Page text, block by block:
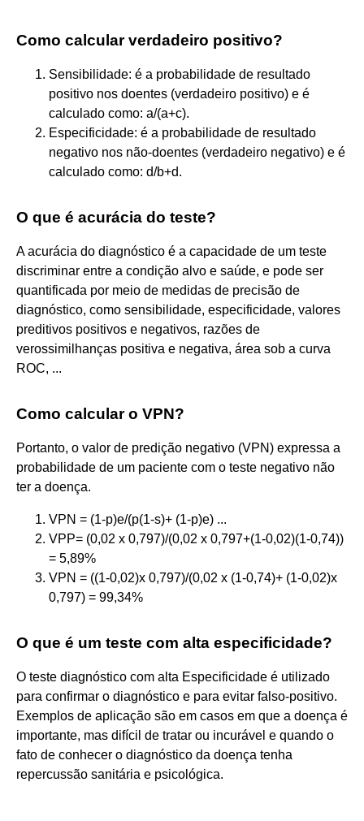
Como calcular verdadeiro positivo?
Sensibilidade: é a probabilidade de resultado
positivo nos doentes (verdadeiro positivo) e é
calculado como: a/(a+c).
Especificidade: é a probabilidade de resultado
negativo nos não-doentes (verdadeiro negativo) e é
calculado como: d/b+d.
O que é acurácia do teste?
A acurácia do diagnóstico é a capacidade de um teste
discriminar entre a condição alvo e saúde, e pode ser
quantificada por meio de medidas de precisão de
diagnóstico, como sensibilidade, especificidade, valores
preditivos positivos e negativos, razões de
verossimilhanças positiva e negativa, área sob a curva
ROC, ...
Como calcular o VPN?
Portanto, o valor de predição negativo (VPN) expressa a
probabilidade de um paciente com o teste negativo não
ter a doença.
VPN = (1-p)e/(p(1-s)+ (1-p)e) ...
VPP= (0,02 x 0,797)/(0,02 x 0,797+(1-0,02)(1-0,74))
= 5,89%
VPN = ((1-0,02)x 0,797)/(0,02 x (1-0,74)+ (1-0,02)x
0,797) = 99,34%
O que é um teste com alta especificidade?
O teste diagnóstico com alta Especificidade é utilizado
para confirmar o diagnóstico e para evitar falso-positivo.
Exemplos de aplicação são em casos em que a doença é
importante, mas difícil de tratar ou incurável e quando o
fato de conhecer o diagnóstico da doença tenha
repercussão sanitária e psicológica.